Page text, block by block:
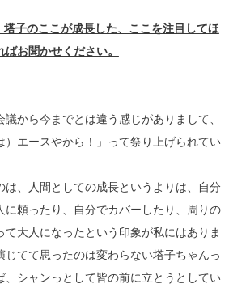
子のここが成長した、ここを注目してほ
お聞かせください。
議から今までとは違う感じがありまして、
）エースやから！」って祭り上げられてい
は、人間としての成長というよりは、自分
に頼ったり、自分でカバーしたり、周りの
て大人になったという印象が私にはありま
じてて思ったのは変わらない塔子ちゃんっ
、シャンっとして皆の前に立とうとしてい